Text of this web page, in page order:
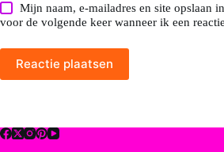
Mijn naam, e-mailadres en site opslaan
voor de volgende keer wanneer ik een
Reactie plaatsen